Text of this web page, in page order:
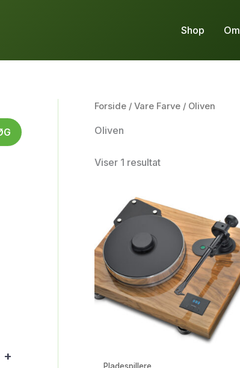
Shop Om
+
Forside / Vare Farve / Oliven
Oliven
Viser 1 resultat